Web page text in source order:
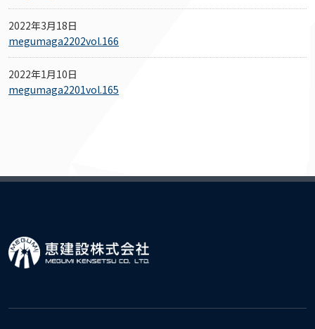
2022年3月18日
megumaga2202vol.166
2022年1月10日
megumaga2201vol.165